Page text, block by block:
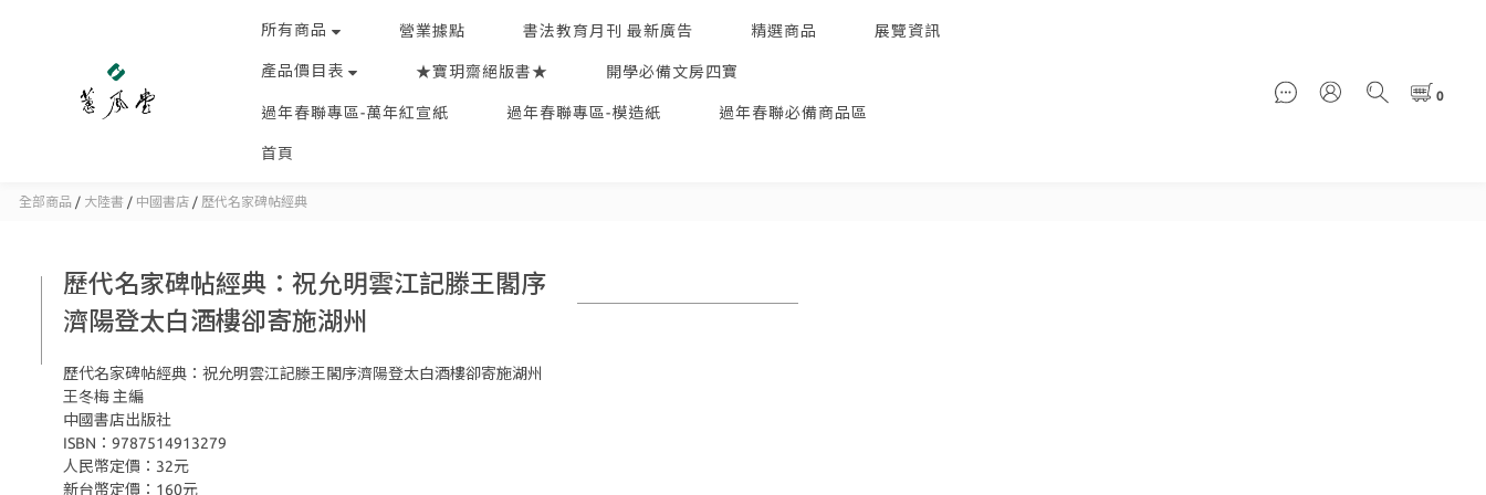
所有商品 營業據點 書法教育月刊 最新廣告 精選商品 展覽資訊
產品價目表 ★寶玥齋絕版書★ 開學必備文房四寶
過年春聯專區-萬年紅宣紙 過年春聯專區-模造紙 過年春聯必備商品區
首頁
全部商品 / 大陸書 / 中國書店 / 歷代名家碑帖經典
歷代名家碑帖經典：祝允明雲江記滕王閣序
濟陽登太白酒樓卻寄施湖州
歷代名家碑帖經典：祝允明雲江記滕王閣序濟陽登太白酒樓卻寄施湖州
王冬梅 主編
中國書店出版社
ISBN：9787514913279
人民幣定價：32元
新台幣定價：160元